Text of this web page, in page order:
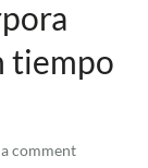
tiempo
a comment